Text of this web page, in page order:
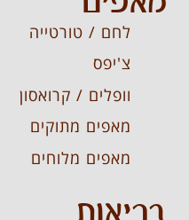
לחם / טורטייה
צ'יפס
וופלים / קרואסון
מאפים מתוקים
מאפים מלוחים